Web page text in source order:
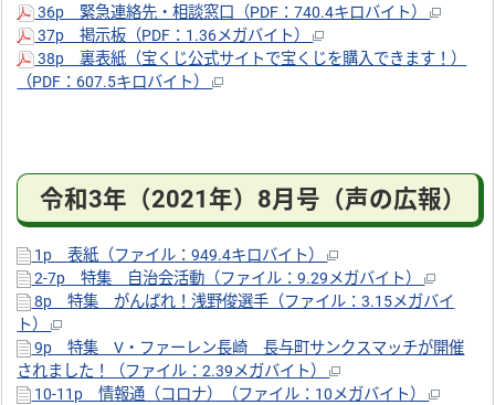
36p 緊急連絡先・相談窓口（PDF：740.4キロバイト）
37p 掲示板（PDF：1.36メガバイト）
38p 裏表紙（宝くじ公式サイトで宝くじを購入できます！）
（PDF：607.5キロバイト）
令和3年（2021年）8月号（声の広報）
1p 表紙（ファイル：949.4キロバイト）
2-7p 特集 自治会活動（ファイル：9.29メガバイト）
8p 特集 がんばれ！浅野俊選手（ファイル：3.15メガバイ
ト）
9p 特集 V・ファーレン長崎 長与町サンクスマッチが開催
されました！（ファイル：2.39メガバイト）
10-11p 情報通（コロナ）（ファイル：10メガバイト）